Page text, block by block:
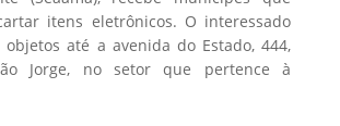
itens eletrônicos. O interessado
até a avenida do Estado, 444,
Jorge, no setor que pertence à